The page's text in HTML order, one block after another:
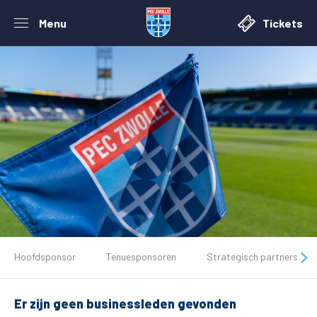
Menu Tickets
Tickets
Matchdays
Hoofdsponsor Tenuesponsoren Strategisch partners
Er zijn geen businessleden gevonden